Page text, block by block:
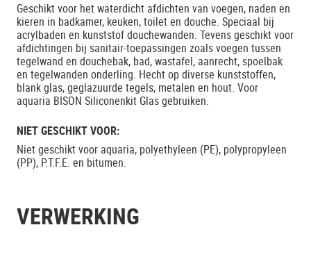
Geschikt voor het waterdicht afdichten van voegen, naden en
kieren in badkamer, keuken, toilet en douche. Speciaal bij
acrylbaden en kunststof douchewanden. Tevens geschikt voor
afdichtingen bij sanitair-toepassingen zoals voegen tussen
tegelwand en douchebak, bad, wastafel, aanrecht, spoelbak
en tegelwanden onderling. Hecht op diverse kunststoffen,
blank glas, geglazuurde tegels, metalen en hout. Voor
aquaria BISON Siliconenkit Glas gebruiken.
NIET GESCHIKT VOOR:
Niet geschikt voor aquaria, polyethyleen (PE), polypropyleen
(PP), P.T.F.E. en bitumen.
VERWERKING